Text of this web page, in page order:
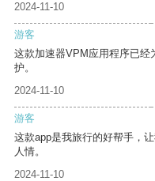
2024-11-10
游客
这款加速器VPM应用程序已经
护。
2024-11-10
游客
这款app是我旅行的好帮手，
人情。
2024-11-10